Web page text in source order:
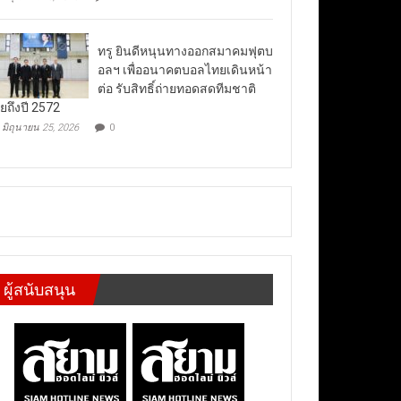
ทรู ยินดีหนุนทางออกสมาคมฟุตบ
อลฯ เพื่ออนาคตบอลไทยเดินหน้า
ต่อ รับสิทธิ์ถ่ายทอดสดทีมชาติ
ถึงปี 2572
มิถุนายน 25, 2026 0
ผู้สนับสนุน